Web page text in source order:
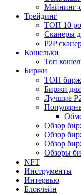
Майнинг-
Трейдинг
ТОП 10
Сканеры
P2P
Кошельки
Топ
Биржи
ТОП бирж
Биржи
Лучшие
Обзор
Обзор
Обзор
Обзоры
NFT
Инструменты
Интервью
Блокчейн